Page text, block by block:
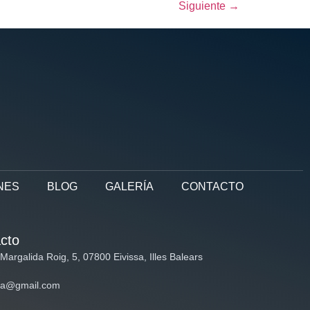
Siguiente →
BLOG GALERÍA CONTACTO
Roig, 5, 07800 Eivissa, Illes Balears